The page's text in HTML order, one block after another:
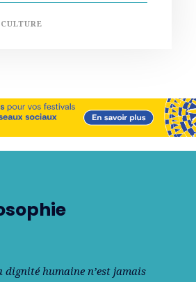
CULTURE
dignité humaine n’est jamais